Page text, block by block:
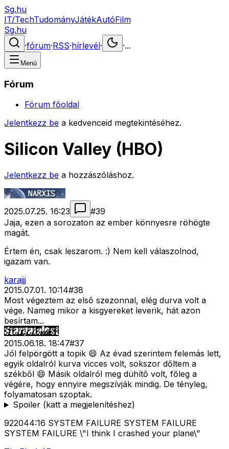
Sg.hu
IT/TechTudományJátékAutóFilm
Sg.hu
·fórum·RSS·hírlevél· ·...
Menü
Fórum
Fórum főoldal
Jelentkezz be a kedvenceid megtekintéséhez.
Silicon Valley (HBO)
Jelentkezz be a hozzászóláshoz.
2025.07.25. 16:23 #39
Jaja, ezen a sorozaton az ember könnyesre röhögte
magát.
Értem én, csak leszarom. :) Nem kell válaszolnod,
igazam van.
karajjj
2015.07.01. 10:14#38
Most végeztem az első szezonnal, elég durva volt a
vége. Nameg mikor a kisgyereket leverik, hát azon
besírtam...
2015.06.18. 18:47#37
Jól felpörgött a topik 😄 Az évad szerintem felemás lett,
egyik oldalról kurva vicces volt, sokszor dőltem a
székből 😄 Másik oldalról meg dühítő volt, főleg a
végére, hogy ennyire megszívják mindig. De tényleg,
folyamatosan szoptak.
Spoiler (katt a megjelenítéshez)
922044:16 SYSTEM FAILURE SYSTEM FAILURE
SYSTEM FAILURE \"I think I crashed your plane\"